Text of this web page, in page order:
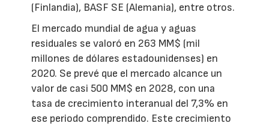
(Finlandia), BASF SE (Alemania), entre otros.
El mercado mundial de agua y aguas
residuales se valoró en 263 MM$ (mil
millones de dólares estadounidenses) en
2020. Se prevé que el mercado alcance un
valor de casi 500 MM$ en 2028, con una
tasa de crecimiento interanual del 7,3% en
ese periodo comprendido. Este crecimiento